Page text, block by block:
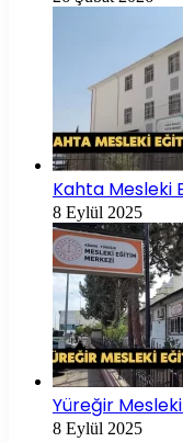
Kahta Mesleki
8 Eylül 2025
Yüreğir
8 Eylül 2025